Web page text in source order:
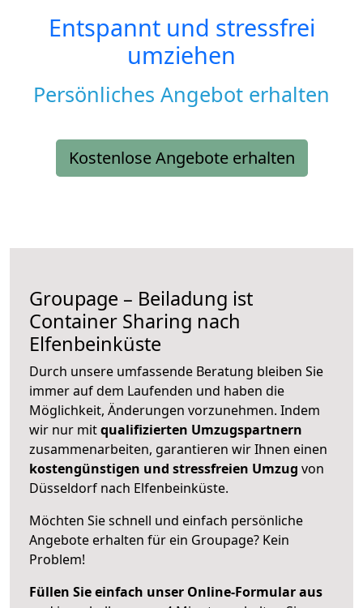
Entspannt und stressfrei
umziehen
Persönliches Angebot erhalten
Kostenlose Angebote erhalten
Groupage – Beiladung ist
Container Sharing nach
Elfenbeinküste
Durch unsere umfassende Beratung bleiben Sie
immer auf dem Laufenden und haben die
Möglichkeit, Änderungen vorzunehmen. Indem
wir nur mitqualifizierten Umzugspartnern
zusammenarbeiten, garantieren wir Ihnen einen
kostengünstigen und stressfreien Umzug von
Düsseldorf nach Elfenbeinküste.
Möchten Sie schnell und einfach persönliche
Angebote erhalten für ein Groupage? Kein
Problem!
Füllen Sie einfach unser Online-Formular aus